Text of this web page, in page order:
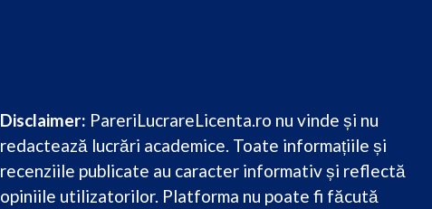
Disclaimer: PareriLucrareLicenta.ro nu vinde și nu
redactează lucrări academice. Toate informațiile și
recenziile publicate au caracter informativ și reflectă
opiniile utilizatorilor. Platforma nu poate fi făcută